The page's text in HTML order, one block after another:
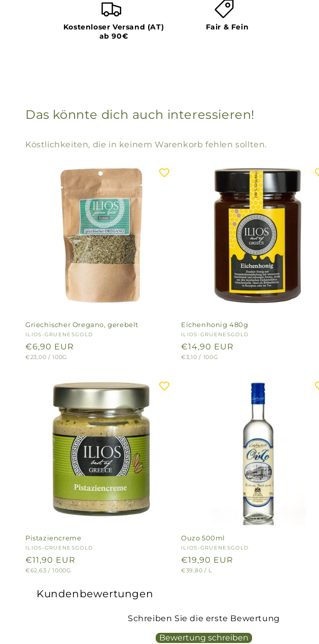
Kostenloser Versand (AT)
ab 90€
Fair & Fein
Das könnte dich auch interessieren!
Köstlichkeiten, die in keinem Warenkorb fehlen sollten.
Griechischer Oregano, gerebelt
Anbieter:
ILIOS-GRUENESGOLD
Normaler
Preis
€6,90 EUR
GRUNDPREIS
€23,00 / PRO
100G
Eichenhonig 480g
Anbieter:
ILIOS-GRUENESGOLD
Normaler
Preis
€14,90 EUR
GRUNDPREIS
€3,10 / PRO
100G
Pistaziencreme
Anbieter:
ILIOS-GRUENESGOLD
Normaler
Preis
€11,90 EUR
GRUNDPREIS
€62,63 / PRO
1000G
Ouzo 500ml
Anbieter:
ILIOS-GRUENESGOLD
Normaler
Preis
€19,90 EUR
GRUNDPREIS
€39,80 / PRO
L
Kundenbewertungen
Schreiben Sie die erste Bewertung
Bewertung schreiben